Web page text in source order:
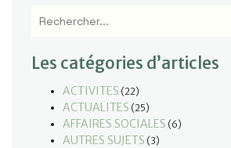
Les catégories d’articles
ACTIVITES (22)
ACTUALITES (25)
AFFAIRES SOCIALES (6)
AUTRES SUJETS (3)